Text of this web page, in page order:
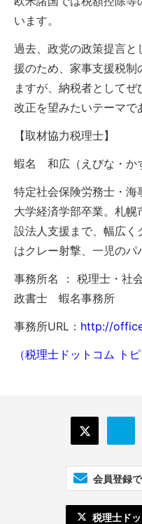
います。
過去、政党の政策提言と
援のため、家事支援税制
ますが、納税者として
改正を望みたいテーマで
【取材協力税理士】
蝦名 和広（えびな・か
特定社会保険労務士・海
大学経済学部卒業。札
設法人支援まで、幅広
はクレー射撃、一児のパ
事務所名 ： 税理士・社
政書士 蝦名事務所
事務所URL： http://
（税理士ドットコム トピ
会員登録
税理士ド